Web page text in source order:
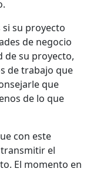
su proyecto
de negocio
de su proyecto,
de trabajo que
que
de lo que
con este
el
El momento en